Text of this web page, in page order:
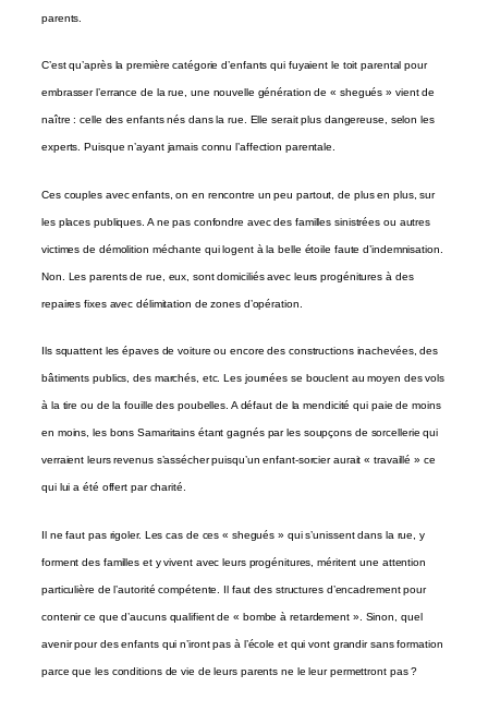
parents.
C’est qu’après la première catégorie d’enfants qui fuyaient le toit parental pour
embrasser l’errance de la rue, une nouvelle génération de « shegués » vient de
naître : celle des enfants nés dans la rue. Elle serait plus dangereuse, selon les
experts. Puisque n’ayant jamais connu l’affection parentale.
Ces couples avec enfants, on en rencontre un peu partout, de plus en plus, sur
les places publiques. A ne pas confondre avec des familles sinistrées ou autres
victimes de démolition méchante qui logent à la belle étoile faute d’indemnisation.
Non. Les parents de rue, eux, sont domiciliés avec leurs progénitures à des
repaires fixes avec délimitation de zones d’opération.
Ils squattent les épaves de voiture ou encore des constructions inachevées, des
bâtiments publics, des marchés, etc. Les journées se bouclent au moyen des vols
à la tire ou de la fouille des poubelles. A défaut de la mendicité qui paie de moins
en moins, les bons Samaritains étant gagnés par les soupçons de sorcellerie qui
verraient leurs revenus s’assécher puisqu’un enfant-sorcier aurait « travaillé » ce
qui lui a été offert par charité.
Il ne faut pas rigoler. Les cas de ces « shegués » qui s’unissent dans la rue, y
forment des familles et y vivent avec leurs progénitures, méritent une attention
particulière de l’autorité compétente. Il faut des structures d’encadrement pour
contenir ce que d’aucuns qualifient de « bombe à retardement ». Sinon, quel
avenir pour des enfants qui n’iront pas à l’école et qui vont grandir sans formation
parce que les conditions de vie de leurs parents ne le leur permettront pas ?